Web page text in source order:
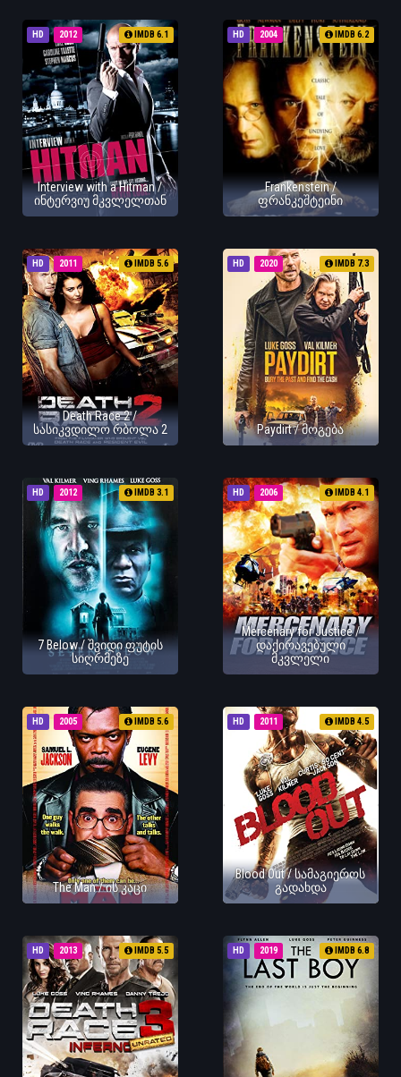
HD 2012 IMDB 6.1
Interview with a Hitman /
ინტერვიუ მკვლელთან
HD 2004 IMDB 6.2
Frankenstein /
ფრანკეშტეინი
HD 2011 IMDB 5.6
Death Race 2 /
სასიკვდილო რბოლა 2
HD 2020 IMDB 7.3
Paydirt / მოგება
HD 2012 IMDB 3.1
7 Below / შვიდი ფუტის
სიღრმეზე
HD 2006 IMDB 4.1
Mercenary for Justice /
დაქირავებული
მკვლელი
HD 2005 IMDB 5.6
The Man / ის კაცი
HD 2011 IMDB 4.5
Blood Out / სამაგიეროს
გადახდა
HD 2013 IMDB 5.5 HD 2019 IMDB 6.8